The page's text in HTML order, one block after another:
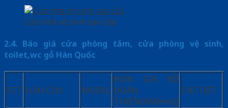
Cửa nhà vệ sinh cao cấp
2.4. Báo giá cửa phòng tắm, cửa phòng vệ sinh,
toilet,wc gỗ Hàn Quốc
STT LOẠI CỬA MODEL
ĐƠN GIÁ BỘ
HOÀN
THIỆN(VNĐ/m2)
CHI TIẾT